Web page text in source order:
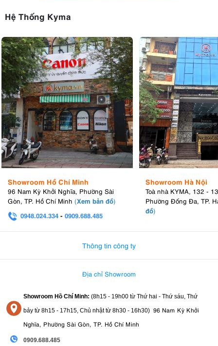
Hệ Thống Kyma
Showroom Hồ Chí Minh
96 Nam Kỳ Khởi Nghĩa, Phường Sài
Gòn, TP. Hồ Chí Minh (Xem bản đồ)
0948.024.334 - 0909.688.485
Showroom Hà Nội
Toà nhà KYMA, 132 -
Phường Đống Đa, TP.
đồ)
Thông tin công ty
Địa chỉ Showroom
Showroom Hồ Chí Minh: (8h15 - 19h00 từ Thứ hai - Thứ sáu, Thứ
bảy từ 8h15 - 17h15, Chủ nhật từ 8h30 - 16h30) 96 Nam Kỳ Khởi
Nghĩa, Phường Sài Gòn, TP. Hồ Chí Minh
0909.688.485